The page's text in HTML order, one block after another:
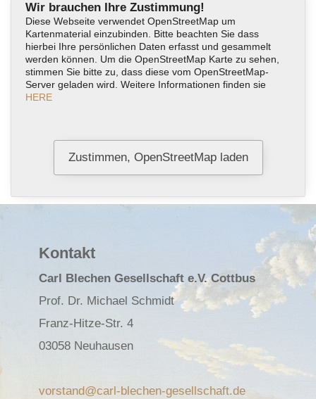
Wir brauchen Ihre Zustimmung!
Diese Webseite verwendet OpenStreetMap um
Kartenmaterial einzubinden. Bitte beachten Sie dass
hierbei Ihre persönlichen Daten erfasst und gesammelt
werden können. Um die OpenStreetMap Karte zu sehen,
stimmen Sie bitte zu, dass diese vom OpenStreetMap-
Server geladen wird. Weitere Informationen finden sie
HERE
Kontakt
Carl Blechen Gesellschaft e.V. Cottbus
Prof. Dr. Michael Schmidt
Franz-Hitze-Str. 4
03058 Neuhausen
vorstand@carl-blechen-gesellschaft.de